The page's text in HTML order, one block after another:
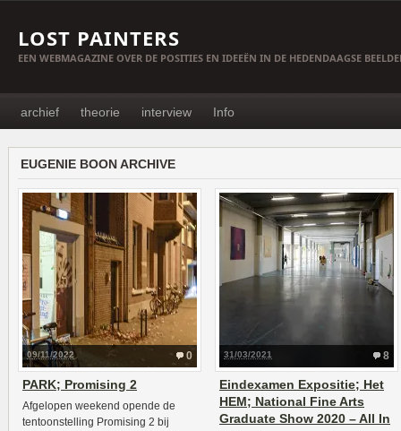
LOST PAINTERS
EEN WEBMAGAZINE OVER DE POSITIES EN IDEEËN IN DE HEDENDAAGSE
archief theorie interview Info
EUGENIE BOON ARCHIVE
0
09/11/2022
PARK; Promising 2
Afgelopen weekend opende de
tentoonstelling Promising 2 bij
8
31/03/2021
Eindexamen Expositie; Het
HEM; National Fine Arts
Graduate Show 2020 – All In